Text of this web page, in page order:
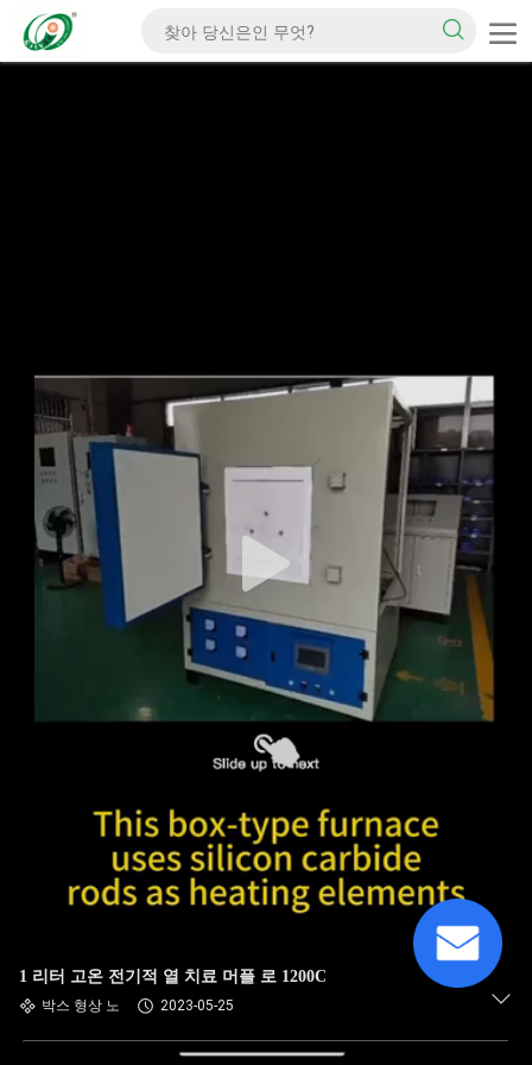
1 리터 고온 전기적 열 치료 머플 로 1200C
박스 형상 노 2023-05-25